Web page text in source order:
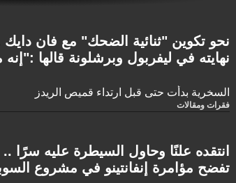
نحو تكوين "ثنائية الضحك" مع فان
نهايته في ليفربول وبرشلونة قالها
السخرية بدأت حتى قبل ارتداء قميص الريدز
فقرات ومقالات
انتقده علنًا وحاول السيطرة عليه سرًا
تفضح مؤامرة إنفانتينو في مشروع